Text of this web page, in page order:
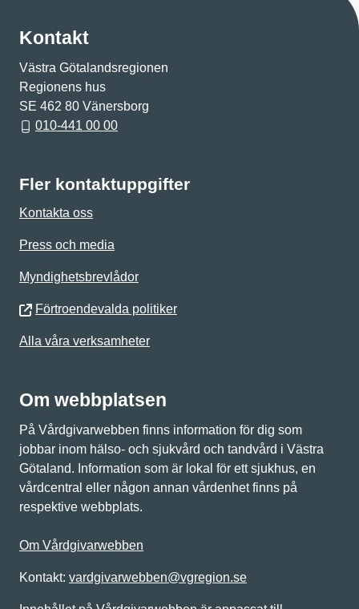
Kontakt
Västra Götalandsregionen
Regionens hus
SE 462 80 Vänersborg
010-441 00 00
Fler kontaktuppgifter
Kontakta oss
Press och media
Myndighetsbrevlådor
Förtroendevalda politiker
Alla våra verksamheter
Om webbplatsen
På Vårdgivarwebben finns information för dig som
jobbar inom hälso- och sjukvård och tandvård i Västra
Götaland. Information som är lokal för ett sjukhus, en
vårdcentral eller någon annan vårdenhet finns på
respektive webbplats.
Om Vårdgivarwebben
Kontakt: vardgivarwebben@vgregion.se